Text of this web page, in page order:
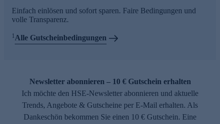
Einfach einlösen und sofort sparen. Faire Bedingungen und
volle Transparenz.
1Alle Gutscheinbedingungen
Newsletter abonnieren – 10 € Gutschein erhalten
Ich möchte den HSE-Newsletter abonnieren und aktuelle
Trends, Angebote & Gutscheine per E-Mail erhalten. Als
Dankeschön bekommen Sie einen 10 € Gutschein. Eine